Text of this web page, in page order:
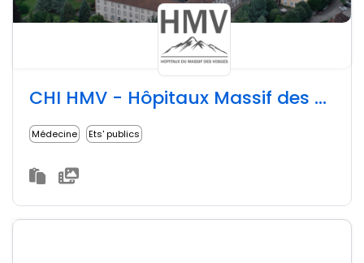
CHI HMV - Hôpitaux Massif des Vosges
Médecine Ets' publics